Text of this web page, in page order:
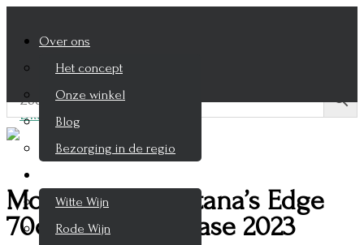
Over ons
Het concept
Onze winkel
Blog
Bezorging in de regio
Witte Wijn
Rode Wijn
Mortlach The Katana’s Edge
70cl Special Release 2023